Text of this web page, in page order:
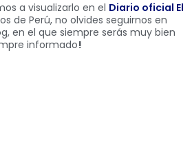
a visualizarlo en el Diario oficial El
de Perú, no olvides seguirnos en
en el que siempre serás muy bien
informado!